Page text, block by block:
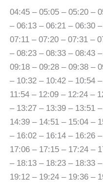
04:45 – 05:05 – 05:20 –
– 06:13 – 06:21 – 06:30
07:11 – 07:20 – 07:31 –
– 08:23 – 08:33 – 08:43
09:18 – 09:28 – 09:38 –
– 10:32 – 10:42 – 10:54
11:54 – 12:09 – 12:24 –
– 13:27 – 13:39 – 13:51
14:39 – 14:51 – 15:04 –
– 16:02 – 16:14 – 16:26
17:06 – 17:15 – 17:24 –
– 18:13 – 18:23 – 18:33
19:12 – 19:24 – 19:36 –